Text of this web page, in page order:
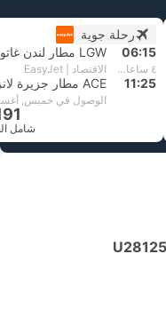
رحلة جوية
06:15
LGW مطار لندن غاتويك
٤ ساعات و‫10 دقائق الاقتصاد | EasyJet
11:25
الوصول في خميس,
شامل